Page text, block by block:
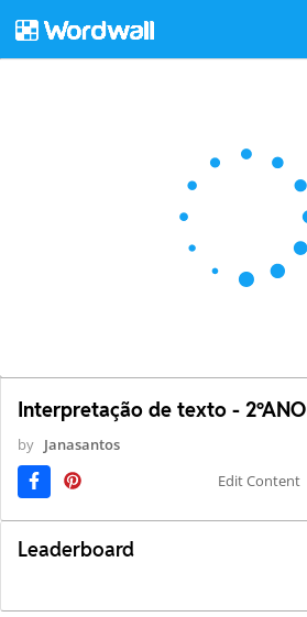
Interpretação de texto - 2ºANO
by Janasantos
Edit Content
Leaderboard